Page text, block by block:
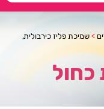
> שמיכת פליז כירבולית,
כחול